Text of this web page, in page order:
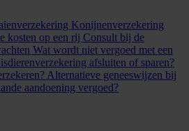
Konijnenverzekering
kosten op een rij Consult bij de
Wat wordt niet vergoed met een
afsluiten of sparen?
Alternatieve geneeswijzen bij
aandoening vergoed?